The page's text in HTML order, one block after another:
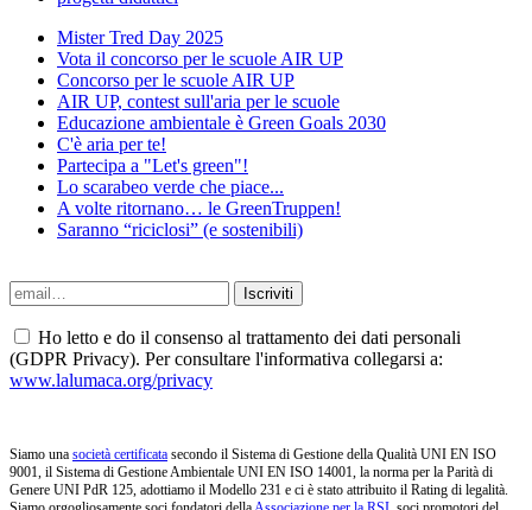
Mister Tred Day 2025
Vota il concorso per le scuole AIR UP
Concorso per le scuole AIR UP
AIR UP, contest sull'aria per le scuole
Educazione ambientale è Green Goals 2030
C'è aria per te!
Partecipa a "Let's green"!
Lo scarabeo verde che piace...
A volte ritornano… le GreenTruppen!
Saranno “riciclosi” (e sostenibili)
Ho letto e do il consenso al trattamento dei dati personali
(GDPR Privacy). Per consultare l'informativa collegarsi a:
www.lalumaca.org/privacy
Siamo una società certificata secondo il Sistema di Gestione della Qualità UNI EN ISO
9001, il Sistema di Gestione Ambientale UNI EN ISO 14001, la norma per la Parità di
Genere UNI PdR 125, adottiamo il Modello 231 e ci è stato attribuito il Rating di legalità.